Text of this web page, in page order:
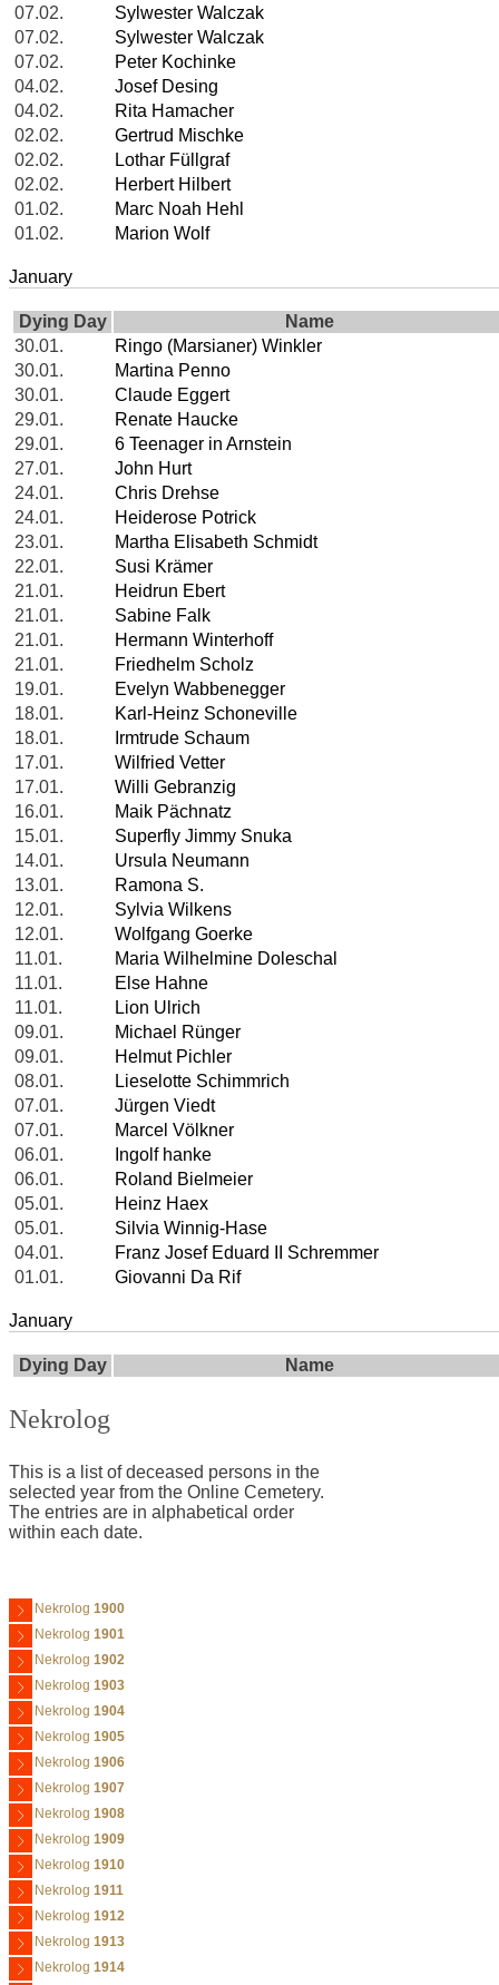
07.02.
Sylwester Walczak
07.02.
Sylwester Walczak
07.02.
Peter Kochinke
04.02.
Josef Desing
04.02.
Rita Hamacher
02.02.
Gertrud Mischke
02.02.
Lothar Füllgraf
02.02.
Herbert Hilbert
01.02.
Marc Noah Hehl
01.02.
Marion Wolf
January
Dying Day
Name
30.01.
Ringo (Marsianer) Winkler
30.01.
Martina Penno
30.01.
Claude Eggert
29.01.
Renate Haucke
29.01.
6 Teenager in Arnstein
27.01.
John Hurt
24.01.
Chris Drehse
24.01.
Heiderose Potrick
23.01.
Martha Elisabeth Schmidt
22.01.
Susi Krämer
21.01.
Heidrun Ebert
21.01.
Sabine Falk
21.01.
Hermann Winterhoff
21.01.
Friedhelm Scholz
19.01.
Evelyn Wabbenegger
18.01.
Karl-Heinz Schoneville
18.01.
Irmtrude Schaum
17.01.
Wilfried Vetter
17.01.
Willi Gebranzig
16.01.
Maik Pächnatz
15.01.
Superfly Jimmy Snuka
14.01.
Ursula Neumann
13.01.
Ramona S.
12.01.
Sylvia Wilkens
12.01.
Wolfgang Goerke
11.01.
Maria Wilhelmine Doleschal
11.01.
Else Hahne
11.01.
Lion Ulrich
09.01.
Michael Rünger
09.01.
Helmut Pichler
08.01.
Lieselotte Schimmrich
07.01.
Jürgen Viedt
07.01.
Marcel Völkner
06.01.
Ingolf hanke
06.01.
Roland Bielmeier
05.01.
Heinz Haex
05.01.
Silvia Winnig-Hase
04.01.
Franz Josef Eduard II Schremmer
01.01.
Giovanni Da Rif
January
Dying Day Name
Nekrolog
This is a list of deceased persons in the
selected year from the Online Cemetery.
The entries are in alphabetical order
within each date.
Nekrolog 1900
Nekrolog 1901
Nekrolog 1902
Nekrolog 1903
Nekrolog 1904
Nekrolog 1905
Nekrolog 1906
Nekrolog 1907
Nekrolog 1908
Nekrolog 1909
Nekrolog 1910
Nekrolog 1911
Nekrolog 1912
Nekrolog 1913
Nekrolog 1914